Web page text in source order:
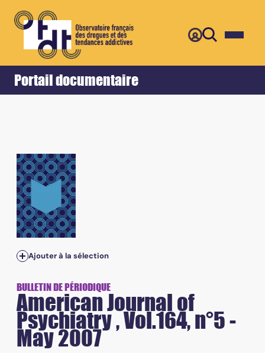
Portail documentaire
Accueil Retour
Vol.164, n°5 - May 2007
Ajouter à la sélection
BULLETIN DE PÉRIODIQUE
American Journal of
Psychiatry , Vol.164, n°5 -
May 2007